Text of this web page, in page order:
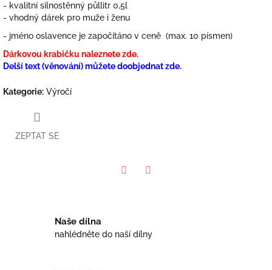
- kvalitní silnostěnný půllitr 0,5l
- vhodný dárek pro muže i ženu
- jméno oslavence je započítáno v ceně (max. 10 písmen)
Dárkovou krabičku naleznete zde.
Delší text (věnování) můžete doobjednat zde.
Kategorie: Výročí
ZEPTAT SE
Naše dílna
nahlédněte do naší dílny